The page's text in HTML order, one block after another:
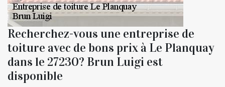
Recherchez-vous une entreprise de
toiture avec de bons prix à Le Planquay
dans le 27230? Brun Luigi est
disponible